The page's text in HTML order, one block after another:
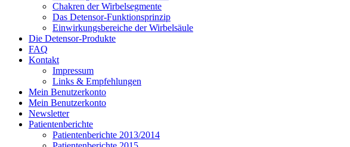
Chakren der Wirbelsegmente
Das Detensor-Funktionsprinzip
Einwirkungsbereiche der Wirbelsäule
Die Detensor-Produkte
FAQ
Kontakt
Impressum
Links & Empfehlungen
Mein Benutzerkonto
Mein Benutzerkonto
Newsletter
Patientenberichte
Patientenberichte 2013/2014